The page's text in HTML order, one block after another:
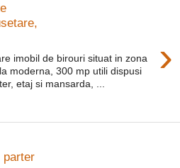
›
imobil de birouri situat in zona
moderna, 300 mp utili dispusi
etaj si mansarda, ...
parter